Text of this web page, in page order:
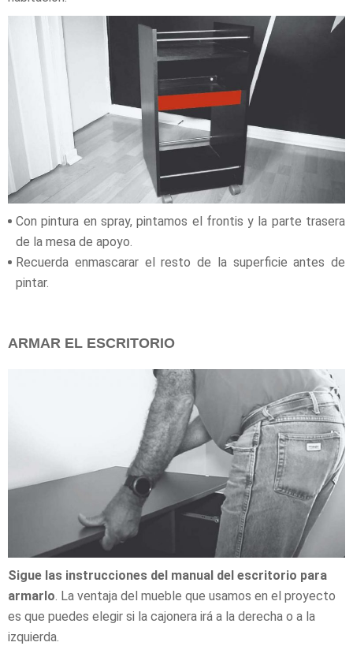
Con pintura en spray, pintamos el frontis y la parte trasera
de la mesa de apoyo.
Recuerda enmascarar el resto de la superficie antes de
pintar.
ARMAR EL ESCRITORIO
Sigue las instrucciones del manual del escritorio para
armarlo . La ventaja del mueble que usamos en el proyecto
es que puedes elegir si la cajonera irá a la derecha o a la
izquierda.